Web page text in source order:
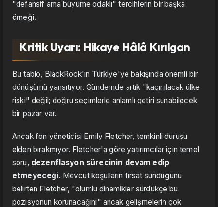
"defansif ama büyüme odaklı" tercihlerin bir başka
örneği.
Kritik Uyarı: Hikaye Hâlâ Kırılgan
Bu tablo, BlackRock'ın Türkiye'ye bakışında önemli bir
dönüşümü yansıtıyor. Gündemde artık "kaçınılacak ülke
riski" değil; doğru seçimlerle anlamlı getiri sunabilecek
bir pazar var.
Ancak fon yöneticisi Emily Fletcher, temkinli duruşu
elden bırakmıyor. Fletcher'a göre yatırımcılar için temel
soru, dezenflasyon sürecinin devam edip
etmeyeceği. Mevcut koşulların fırsat sunduğunu
belirten Fletcher, "olumlu dinamikler sürdükçe bu
pozisyonun korunacağını" ancak gelişmelerin çok